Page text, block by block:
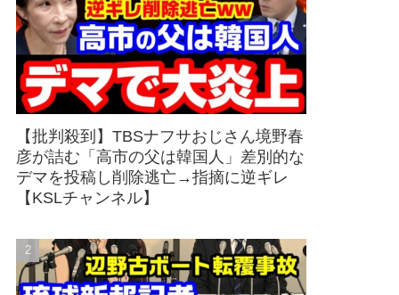
【批判殺到】TBSナフサおじさん境野春
彦が詰む「高市の父は韓国人」差別的な
デマを投稿し削除逃亡→指摘に逆ギレ
【KSLチャンネル】